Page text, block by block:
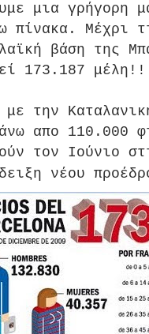
μια γρήγορη
πίνακα. Μέχρι
βάση της
173.187
με την
απο 110.000
τον Ιούνιο
νέου